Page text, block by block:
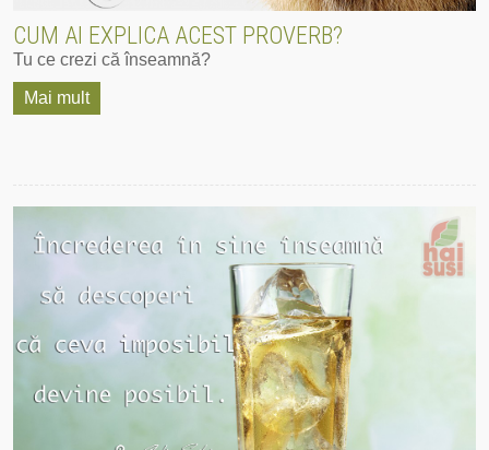
CUM AI EXPLICA ACEST PROVERB?
Tu ce crezi că înseamnă?
Mai mult